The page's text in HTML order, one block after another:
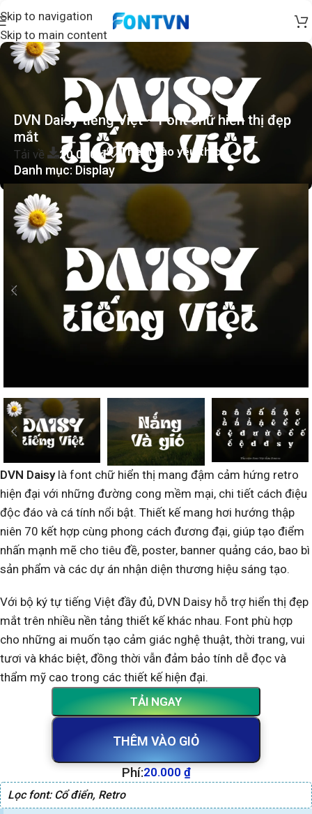
Skip to navigation
Skip to main content
DVN Daisy tiếng Việt – Font chữ hiển thị đẹp
mắt
Tải về 20.000 ₫ Thêm vào yêu thích
Danh mục: Display
DVN Daisylà font chữ hiển thị mang đậm cảm hứng retro
hiện đại với những đường cong mềm mại, chi tiết cách điệu
độc đáo và cá tính nổi bật. Thiết kế mang hơi hướng thập
niên 70 kết hợp cùng phong cách đương đại, giúp tạo điểm
nhấn mạnh mẽ cho tiêu đề, poster, banner quảng cáo, bao bì
sản phẩm và các dự án nhận diện thương hiệu sáng tạo.
Với bộ ký tự tiếng Việt đầy đủ, DVN Daisy hỗ trợ hiển thị đẹp
mắt trên nhiều nền tảng thiết kế khác nhau. Font phù hợp
cho những ai muốn tạo cảm giác nghệ thuật, thời trang, vui
tươi và khác biệt, đồng thời vẫn đảm bảo tính dễ đọc và
thẩm mỹ cao trong các thiết kế hiện đại.
THÊM VÀO GIỎ
TẢI NGAY
Phí:20.000 ₫
Lọc font: Cổ điển, Retro